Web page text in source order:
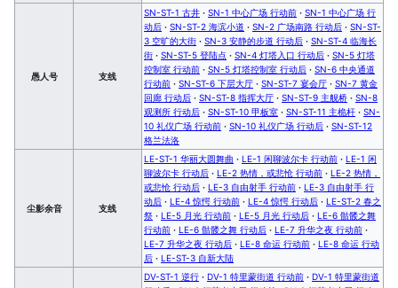
愚人号 支线
SN-ST-1 古井 · SN-1 中心广场 行动前 · SN-1 中心广场 行
动后 · SN-ST-2 海滨小道 · SN-2 广场南路 行动后 · SN-ST-
3 空旷的大街 · SN-3 安静的步道 行动后 · SN-ST-4 临海长
街 · SN-ST-5 登陆点 · SN-4 灯塔入口 行动后 · SN-5 灯塔
控制室 行动前 · SN-5 灯塔控制室 行动后 · SN-6 中央通道
行动前 · SN-ST-6 下层大厅 · SN-ST-7 宴会厅 · SN-7 黄金
回廊 行动后 · SN-ST-8 指挥大厅 · SN-ST-9 主舰桥 · SN-8
观测所 行动后 · SN-ST-10 甲板室 · SN-ST-11 主桅杆 · SN-
10 礼仪广场 行动前 · SN-10 礼仪广场 行动后 · SN-ST-12
格兰法洛
尘影余音 支线
LE-ST-1 华丽大圆舞曲 · LE-1 闲聊波尔卡 行动前 · LE-1 闲
聊波尔卡 行动后 · LE-2 热情，或悲怆 行动前 · LE-2 热情，
或悲怆 行动后 · LE-3 自由射手 行动前 · LE-3 自由射手 行
动后 · LE-4 惊愕 行动前 · LE-4 惊愕 行动后 · LE-ST-2 春之
祭 · LE-5 月光 行动前 · LE-5 月光 行动后 · LE-6 骷髅之舞
行动前 · LE-6 骷髅之舞 行动后 · LE-7 升华之夜 行动前 ·
LE-7 升华之夜 行动后 · LE-8 命运 行动前 · LE-8 命运 行动
后 · LE-ST-3 自新大陆
DV-ST-1 逆行 · DV-1 特里蒙街道 行动前 · DV-1 特里蒙街道